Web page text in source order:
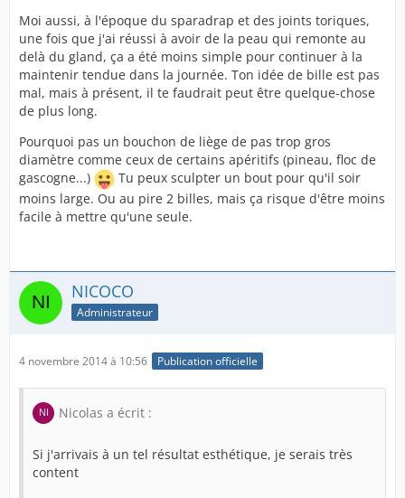
Moi aussi, à l'époque du sparadrap et des joints toriques,
une fois que j'ai réussi à avoir de la peau qui remonte au
delà du gland, ça a été moins simple pour continuer à la
maintenir tendue dans la journée. Ton idée de bille est pas
mal, mais à présent, il te faudrait peut être quelque-chose
de plus long.
Pourquoi pas un bouchon de liège de pas trop gros
diamètre comme ceux de certains apéritifs (pineau, floc de
gascogne...)
Tu peux sculpter un bout pour qu'il soir
moins large. Ou au pire 2 billes, mais ça risque d'être moins
facile à mettre qu'une seule.
NICOCO
Administrateur
4 novembre 2014 à 10:56 Publication officielle
Nicolas a écrit :
Si j'arrivais à un tel résultat esthétique, je serais très
content